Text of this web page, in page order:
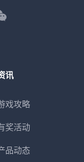
讯
戏攻略
奖活动
品动态